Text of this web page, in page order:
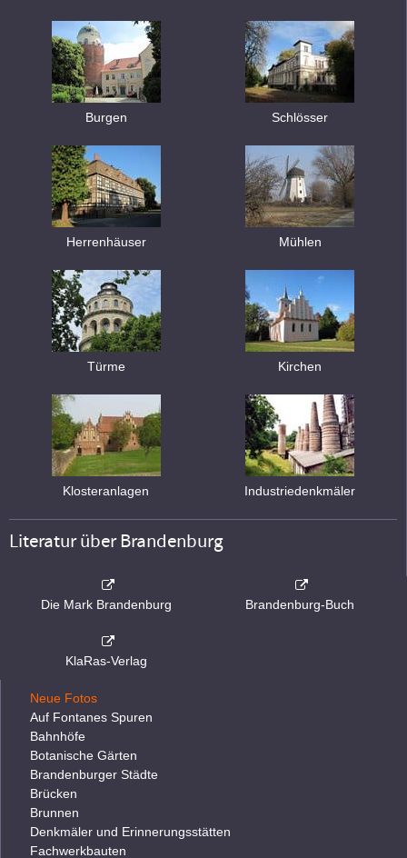
Burgen Schlösser
Herrenhäuser Mühlen
Türme Kirchen
Klosteranlagen Industriedenkmäler
Literatur über Brandenburg
Die Mark Brandenburg Brandenburg-Buch
KlaRas-Verlag
Neue Fotos
Auf Fontanes Spuren
Bahnhöfe
Botanische Gärten
Brandenburger Städte
Brücken
Brunnen
Denkmäler und Erinnerungsstätten
Fachwerkbauten